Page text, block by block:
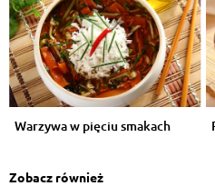
Warzywa w pięciu smakach
Zobacz również